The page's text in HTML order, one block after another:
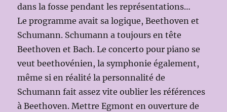
dans la fosse pendant les représentations…
Le programme avait sa logique, Beethoven et
Schumann. Schumann a toujours en tête
Beethoven et Bach. Le concerto pour piano se
veut beethovénien, la symphonie également,
même si en réalité la personnalité de
Schumann fait assez vite oublier les références
à Beethoven. Mettre Egmont en ouverture de